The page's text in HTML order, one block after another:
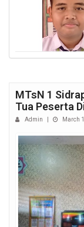
MTsN 1
Tua Peserta
Admin March